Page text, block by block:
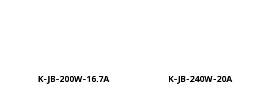
K-JB-200W-16.7A
K-JB-240W-20A